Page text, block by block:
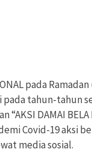
pada
pada tahun-tahun
“AKSI DAMAI BELA
Covid-19 aksi
media sosial.